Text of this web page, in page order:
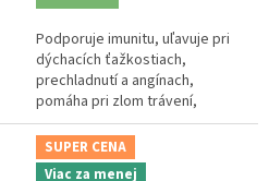
Podporuje imunitu, uľavuje pri
dýchacích ťažkostiach,
prechladnutí a angínach,
pomáha pri zlom trávení,
nevoľnosti a kŕčových žilách.
SUPER CENA
Viac za menej